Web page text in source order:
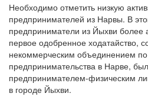
Необходимо отметить низкую
предпринимателей из Нарвы. В
предприниматели из Йыхви более
первое одобренное ходатайство,
некоммерческим объединением
предпринимательства в Нарве,
предпринимателем-физическим
в городе Йыхви.